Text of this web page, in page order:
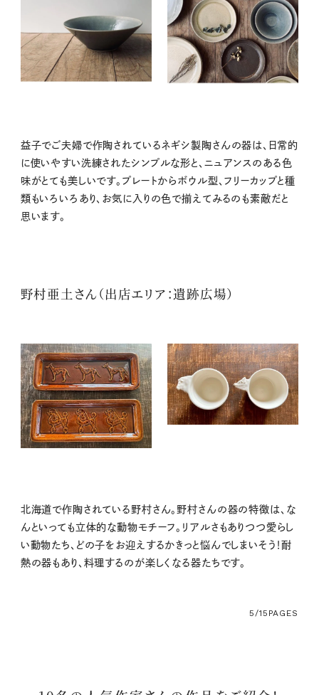
益子でご夫婦で作陶されているネギシ製陶さんの器は、日常的
に使いやすい洗練されたシンプルな形と、ニュアンスのある色
味がとても美しいです。プレートからボウル型、フリーカップと種
類もいろいろあり、お気に入りの色で揃えてみるのも素敵だと
思います。
野村亜土さん（出店エリア：遺跡広場）
北海道で作陶されている野村さん。野村さんの器の特徴は、な
んといっても立体的な動物モチーフ。リアルさもありつつ愛らし
い動物たち、どの子をお迎えするかきっと悩んでしまいそう！耐
熱の器もあり、料理するのが楽しくなる器たちです。
5/15 PAGES